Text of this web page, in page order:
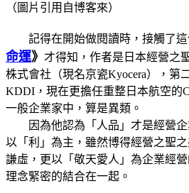
（圖片引用自博客來）
記得在開始做閱讀時，接觸了這
命運》 才得知，作者是日本經營之
株式會社（現名京瓷Kyocera），第
KDDI，現在更擔任重整日本航空的
一般企業家中，算是異類。
因為他認為「人品」才是經營企
以「利」為主，雖然博得經營之聖
謙虛，更以「敬天愛人」為企業經
理念緊密的結合在一起。